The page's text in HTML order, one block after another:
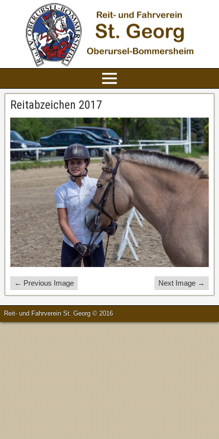
Reitabzeichen 2017
← Previous Image Next Image →
Reit- und Fahrverein St. Georg © 2016